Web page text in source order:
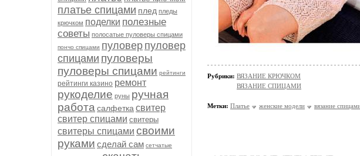
платье спицами плед пледы
крючком поделки полезные
советы полосатые пуловеры спицами
пончо спицами пуловер пуловер
спицами пуловеры
пуловеры спицами рейтинги
рейтинги казино ремонт
рукоделие руны ручная
работа салфетка свитер
свитер спицами свитеры
свитеры спицами своими
руками сделай сам сетчатые
Рубрики: ВЯЗАНИЕ КРЮЧКОМ
ВЯЗАНИЕ СПИЦАМИ
Метки: Платье женские модели вязание